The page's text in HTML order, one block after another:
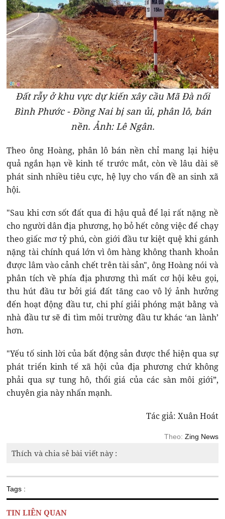
Đất rẫy ở khu vực dự kiến xây cầu Mã Đà nối
Bình Phước - Đồng Nai bị san ủi, phân lô, bán
nền. Ảnh: Lê Ngân.
Theo ông Hoàng, phân lô bán nền chỉ mang lại hiệu
quả ngắn hạn về kinh tế trước mắt, còn về lâu dài sẽ
phát sinh nhiều tiêu cực, hệ lụy cho vấn đề an sinh xã
hội.
"Sau khi cơn sốt đất qua đi hậu quả để lại rất nặng nề
cho người dân địa phương, họ bỏ hết công việc để chạy
theo giấc mơ tỷ phú, còn giới đầu tư kiệt quệ khi gánh
nặng tài chính quá lớn vì ôm hàng không thanh khoản
được lâm vào cảnh chết trên tài sản", ông Hoàng nói và
phân tích về phía địa phương thì mất cơ hội kêu gọi,
thu hút đầu tư bởi giá đất tăng cao vô lý ảnh hưởng
đến hoạt động đầu tư, chi phí giải phóng mặt bằng và
nhà đầu tư sẽ đi tìm môi trường đầu tư khác ‘an lành’
hơn.
"Yếu tố sinh lời của bất động sản được thể hiện qua sự
phát triển kinh tế xã hội của địa phương chứ không
phải qua sự tung hô, thổi giá của các sàn môi giới”,
chuyên gia này nhấn mạnh.
Tác giả: Xuân Hoát
Theo: Zing News
Thích và chia sẻ bài viết này :
Tags :
TIN LIÊN QUAN